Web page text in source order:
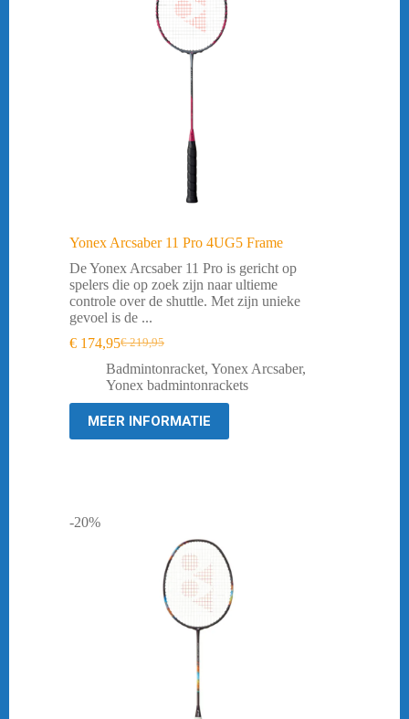
Yonex Arcsaber 11 Pro 4UG5 Frame
De Yonex Arcsaber 11 Pro is gericht op
spelers die op zoek zijn naar ultieme
controle over de shuttle. Met zijn unieke
gevoel is de ...
€219,95
Oorspronkelijke
prijs
was:
€ 174,95Huidige
prijs
is:
Badmintonracket, Yonex Arcsaber,
Yonex badmintonrackets
MEER INFORMATIE
-20%